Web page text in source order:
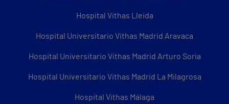
Hospital Vithas Lleida
Hospital Universitario Vithas Madrid Aravaca
Hospital Universitario Vithas Madrid Arturo Soria
Hospital Universitario Vithas Madrid La Milagrosa
Hospital Vithas Málaga